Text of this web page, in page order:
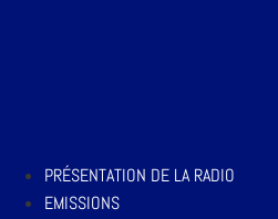
PRÉSENTATION DE LA RADIO
EMISSIONS